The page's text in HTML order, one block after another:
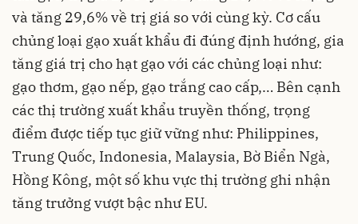
và tăng 29,6% về trị giá so với cùng kỳ. Cơ cấu
chủng loại gạo xuất khẩu đi đúng định hướng, gia
tăng giá trị cho hạt gạo với các chủng loại như:
gạo thơm, gạo nếp, gạo trắng cao cấp,… Bên cạnh
các thị trường xuất khẩu truyền thống, trọng
điểm được tiếp tục giữ vững như: Philippines,
Trung Quốc, Indonesia, Malaysia, Bờ Biển Ngà,
Hồng Kông, một số khu vực thị trường ghi nhận
tăng trưởng vượt bậc như EU.